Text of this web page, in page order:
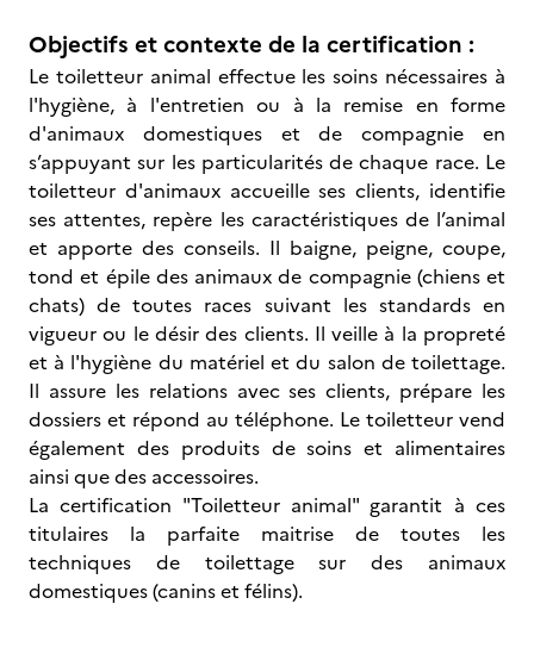
Objectifs et contexte de la certification :
Le toiletteur animal effectue les soins nécessaires à
l'hygiène, à l'entretien ou à la remise en forme
d'animaux domestiques et de compagnie en
s’appuyant sur les particularités de chaque race. Le
toiletteur d'animaux accueille ses clients, identifie
ses attentes, repère les caractéristiques de l’animal
et apporte des conseils. Il baigne, peigne, coupe,
tond et épile des animaux de compagnie (chiens et
chats) de toutes races suivant les standards en
vigueur ou le désir des clients. Il veille à la propreté
et à l'hygiène du matériel et du salon de toilettage.
Il assure les relations avec ses clients, prépare les
dossiers et répond au téléphone. Le toiletteur vend
également des produits de soins et alimentaires
ainsi que des accessoires.
La certification "Toiletteur animal" garantit à ces
titulaires la parfaite maitrise de toutes les
techniques de toilettage sur des animaux
domestiques (canins et félins).